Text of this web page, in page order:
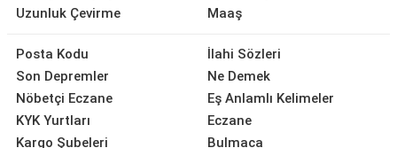
Uzunluk Çevirme
Maaş
Posta Kodu
Son Depremler
Nöbetçi Eczane
KYK Yurtları
Kargo Şubeleri
İlahi Sözleri
Ne Demek
Eş Anlamlı Kelimeler
Eczane
Bulmaca